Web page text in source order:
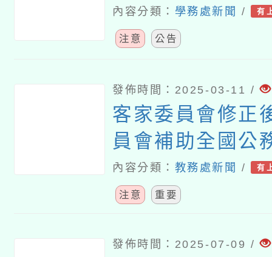
內容分類： 學務處新聞 / 有
注意 公告
發佈時間：2025-03-11 /
客家委員會修正
員會補助全國公
育人員及軍警人
年度客語能力認
內容分類： 教務處新聞 / 有
注意 重要
發佈時間：2025-07-09 /